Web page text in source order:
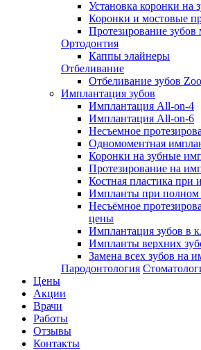
Установка коронки на
Коронки и мостовые
Протезирование зубов
Ортодонтия
Каппы элайнеры
Отбеливание
Отбеливание зубов
Имплантация зубов
Имплантация All-on-4
Имплантация All-on-6
Несъемное
Одномоментная
Коронки на зубные
Протезирование на
Костная пластика при
Импланты при полном
Несъёмное
цены
Имплантация зубов в
Импланты верхних
Замена всех зубов на
Пародонтология
Цены
Акции
Врачи
Работы
Отзывы
Контакты